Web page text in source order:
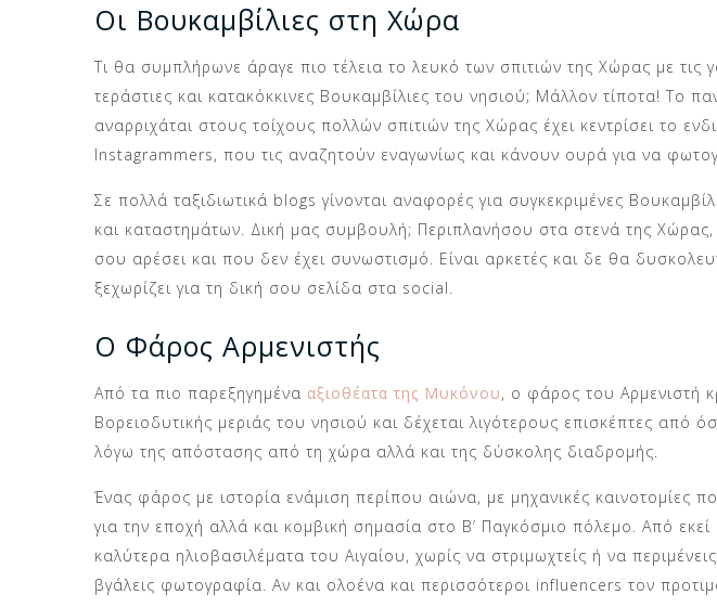
Οι Βουκαμβίλιες στη Χώρα
Τι θα συμπλήρωνε άραγε πιο τέλεια το λευκό των σπιτιών της Χώρας με τις
τεράστιες και κατακόκκινες Βουκαμβίλιες του νησιού; Μάλλον τίποτα! Το
αναρριχάται στους τοίχους πολλών σπιτιών της Χώρας έχει κεντρίσει το
Instagrammers, που τις αναζητούν εναγωνίως και κάνουν ουρά για να
Σε πολλά ταξιδιωτικά blogs γίνονται αναφορές για συγκεκριμένες
και καταστημάτων. Δική μας συμβουλή; Περιπλανήσου στα στενά της
σου αρέσει και που δεν έχει συνωστισμό. Είναι αρκετές και δε θα
ξεχωρίζει για τη δική σου σελίδα στα social.
Ο Φάρος Αρμενιστής
Από τα πιο παρεξηγημένα αξιοθέατα της Μυκόνου, ο φάρος του Αρμενιστή
Βορειοδυτικής μεριάς του νησιού και δέχεται λιγότερους επισκέπτες από
λόγω της απόστασης από τη χώρα αλλά και της δύσκολης διαδρομής.
Ένας φάρος με ιστορία ενάμιση περίπου αιώνα, με μηχανικές καινοτομίες
για την εποχή αλλά και κομβική σημασία στο Β’ Παγκόσμιο πόλεμο. Από
καλύτερα ηλιοβασιλέματα του Αιγαίου, χωρίς να στριμωχτείς ή να
βγάλεις φωτογραφία. Αν και ολοένα και περισσότεροι influencers τον